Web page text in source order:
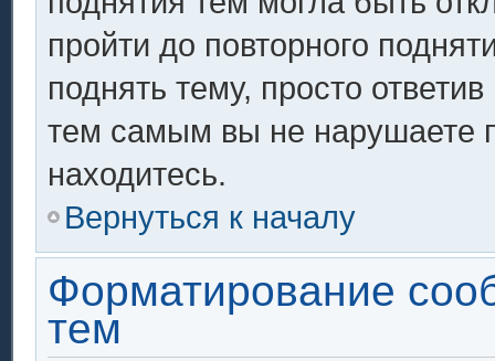
пройти до повторного
поднять тему, просто
тем самым вы не нарушаете
находитесь.
Вернуться к началу
Форматирование
тем